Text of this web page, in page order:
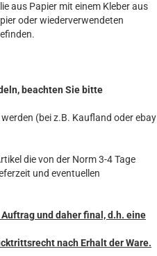
aus Papier mit einem Kleber aus
oder wiederverwendeten
beachten Sie bitte
(bei z.B. Kaufland oder ebay
die von der Norm 3-4 Tage
und eventuellen
und daher final, d.h. eine
nach Erhalt der Ware.